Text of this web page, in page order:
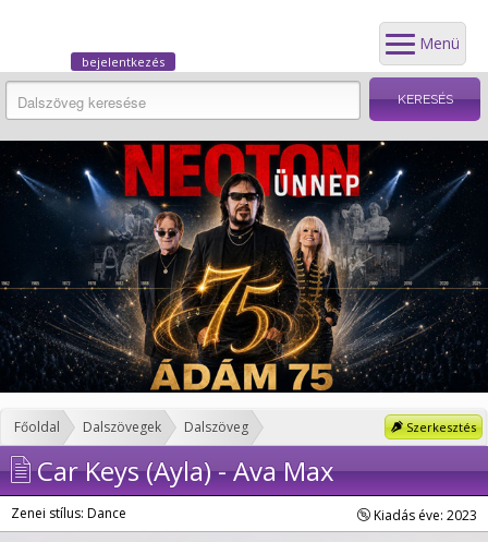
Menü
bejelentkezés
Szerkesztés
Főoldal Dalszövegek Dalszöveg
Car Keys (Ayla) - Ava Max
Zenei stílus: Dance Kiadás éve: 2023